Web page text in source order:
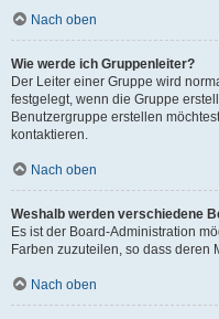
Nach oben
Wie werde ich Gruppenleiter?
Der Leiter einer Gruppe wird
festgelegt, wenn die Gruppe
Benutzergruppe erstellen
kontaktieren.
Nach oben
Weshalb werden verschiedene
Es ist der Board-Administration
Farben zuzuteilen, so dass deren
Nach oben